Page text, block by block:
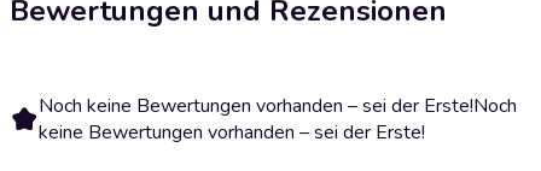
Bewertungen und Rezensionen
Noch keine Bewertungen vorhanden – sei der Erste!Noch
keine Bewertungen vorhanden – sei der Erste!